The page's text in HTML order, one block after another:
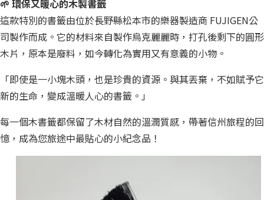
🌱 環保又暖心的木製書籤
這款特別的書籤由位於長野縣松本市的樂器製造商 FUJIGEN公
司製作而成。它的材料來自製作烏克麗麗時，打孔後剩下的圓形
木片，原本是廢料，如今轉化為實用又有意義的小物。
「即使是一小塊木頭，也是珍貴的資源。與其丟棄，不如賦予它
新的生命，變成溫暖人心的書籤。」
每一個木書籤都保留了木材自然的溫潤質感，帶著信州旅程的回
憶，成為您旅途中最貼心的小紀念品！